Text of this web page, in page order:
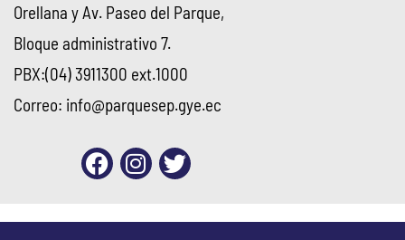
Orellana y Av. Paseo del Parque,
Bloque administrativo 7.
PBX:(04) 3911300 ext.1000
Correo: info@parquesep.gye.ec